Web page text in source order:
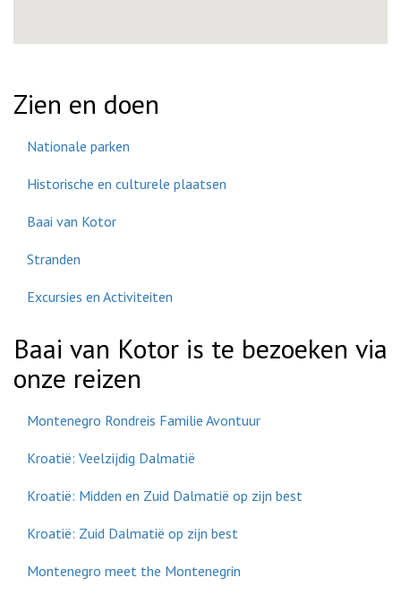
Zien en doen
Nationale parken
Historische en culturele plaatsen
Baai van Kotor
Stranden
Excursies en Activiteiten
Baai van Kotor is te bezoeken via
onze reizen
Montenegro Rondreis Familie Avontuur
Kroatië: Veelzijdig Dalmatië
Kroatië: Midden en Zuid Dalmatië op zijn best
Kroatië: Zuid Dalmatië op zijn best
Montenegro meet the Montenegrin